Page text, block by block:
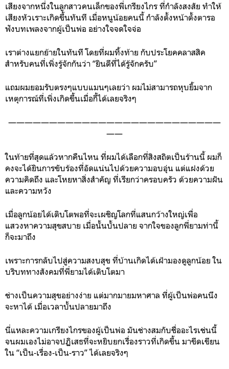
เสียงจากหนึ่งในลูกสาวคนเล็กของพี่เกรียงไกร ที่กำลังสงสัย ทำให้
เสียงหัวเราะเกิดขึ้นทันที เมื่อหนูน้อยคนนี้ กำลังตั้งหน้าตั้งตารอ
ฟังบทเพลงจากผู้เป็นพ่อ อย่างใจจดใจจ่อ
เราต่างแยกย้ายในทันที โดยที่ผมทิ้งท้าย กับประโยคคลาสสิค
สำหรับคนที่เพิ่งรู้จักกันว่า “ยินดีที่ได้รู้จักครับ”
แถมผมยอมรับตรงๆแบบแมนๆเลยว่า ผมไม่สามารถหุบยิ้มจาก
เหตุการณ์ที่เพิ่งเกิดขึ้นเมื่อกี้ได้เลยจริงๆ
——————————————————————————
——
ในท้ายที่สุดแล้วหากคืนไหน ที่ผมได้เลือกที่สิงสถิตเป็นร้านนี้ ผมก็
คงจะได้ยินการขับร้องที่อัดแน่นไปด้วยความอบอุ่น แต่แฝงด้วย
ความคิดถึง และโหยหาสิ่งสำคัญ ที่เรียกว่าครอบครัว ด้วยความฝัน
และความหวัง
เมื่อลูกน้อยได้เติบโตพอที่จะเผชิญโลกที่แสนกว้างใหญ่เพื่อ
แสวงหาความสุขสบาย เมื่อนั้นบั้นปลาย จากใจของลูกพี่ยามท่านี้
ก็จะมาถึง
เพราะการกลับไปสู่ความสงบสุข ที่บ้านเกิดได้เฝ้ามองดูลูกน้อย ใน
บริบททางสังคมที่พี่ยามได้เติบโตมา
ช่างเป็นความสุขอย่างง่าย แต่มากมายมหาศาล ที่ผู้เป็นพ่อคนนึง
จะหาได้ เมื่อเวลาบั้นปลายมาถึง
นี่แหละความเกรียงไกรของผู้เป็นพ่อ มันช่างสมกับชื่ออะไรเช่นนี้
จนผมเองไม่อาจปฏิเสธที่จะหยิบยกเรื่องราวที่เกิดขึ้น มาขีดเขียน
ใน “เป็น-เรื่อง-เป็น-ราว” ได้เลยจริงๆ